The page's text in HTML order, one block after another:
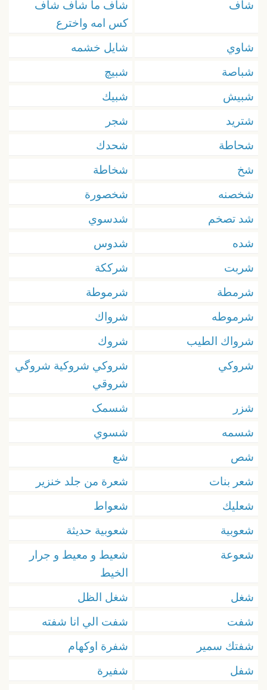
شاف
شاف ما شاف شاف
كس امه واخترع
شاوي
شايل خشمه
شباصة
شبيچ
شبيش
شبيك
شتريد
شجر
شحاطة
شحدك
شخ
شخاطة
شخصنه
شخصورة
شد تصخم
شدسوي
شده
شدوس
شربت
شرككة
شرمطة
شرموطة
شرموطه
شرواك
شرواك الطيب
شروك
شروكي
شروكي شروكية شروگي
شروقي
شزر
شسمک
شسمه
شسوي
شص
شع
شعر بنات
شعرة من جلد خنزير
شعليك
شعواط
شعوبية
شعوبية حديثة
شعوعة
شعيط و معيط و جرار
الخيط
شغل
شغل الظل
شفت
شفت الي انا شفته
شفتك سمير
شفرة اوكهام
شفل
شفيرة